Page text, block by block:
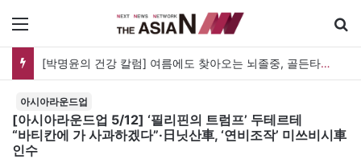
[박명윤의 건강 칼럼] 여름에도 찾아오는 뇌졸중, 골든타임을 지켜라
아시아라운드업
[아시아라운드업 5/12] ‘필리핀의 트럼프’ 두테르테
“바티칸에 가 사과하겠다”·日닛산車, ‘연비조작’ 미쓰비시車
인수